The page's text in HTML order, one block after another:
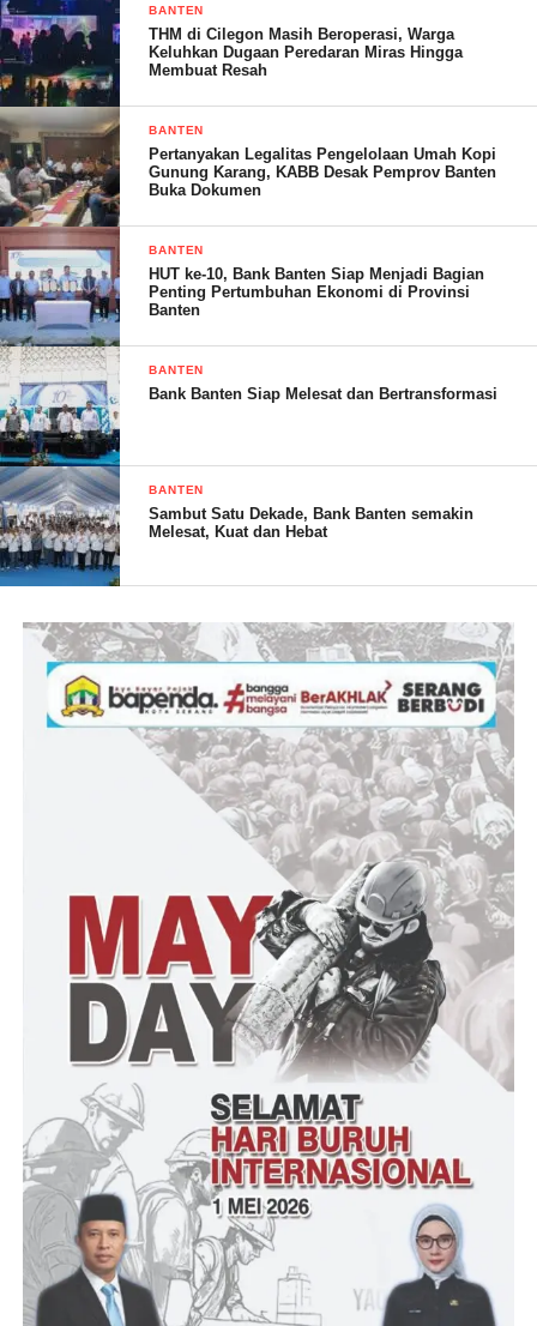
penelusuran dan menemukan bahwa cv. benq project belum
melakukan pesenan beton ke batcingplant terdekat manapun,
guna memenuhi kebutuhan beton proyek penanganan longsoran
ruas bayah – cibarenok BTS. prov. jabar dan perbaikan abutment
jembatan cimadur A. sumber anggaran APBN 2025 kementrian
PUPR.
“Kementerian Pekerjaan Umum dan Perumahan Rakyat (PUPR)
seharusnya memastikan darimana sumber beton yang akan
digunakan untuk proyek penanganan longsor ruas Bayah-
Cibarenok dan perbaikan abutment Jembatan Cimadur A
berjalan sesuai dengan ketentuan SPK dan Kontrak,” katanya.
“Kami menduga pembangunan mini plant tanpa izin lingkungan
di Kampung Pulo Manuk, Desa Darmasari, Kecamatan Bayah,
Kabupaten Lebak diketahui oleh Sunarto selaku Kepala Satuan
Kerja Pelaksanaan Jalan Nasional Wilayah II Provinsi Banten,”
tambahnya.
Menurut Tb Delly seharusnya Kasatker Sunarto, melakukan
berjalan transparan dan akuntabel. “Seharusnya tidak akan
mentolerir adanya pelanggaran terhadap ketentuan lingkungan
yang berlaku dan Kontrak,” ujarnya.
Untuk itu, kata Tb delly. Pihaknya mendesak menteri PUPR
segera melakukan investigasi kelapangan dan memeriksa
kebenaran laporan tersebut.
“Laporan yang kami sampaikan ke Polda Banten, bukan hanya
persoalan dugaan Mini Plant tidak berijin, namun kami juga
melaporkan adanya dugaan perbuatan melawan hukum dalam
pembuatan kontrak proyek penanganan longsor ruas Bayah-
Cibarenok dan perbaikan abutment Jembatan Cimadur A,”
Sebab, lanjut Delly. hasil penelusuran pihaknya telah ditemukan
terdapat tiga paket pada paket tersebut, namun dalam kontrak
HK.0102/KTR/Bb27/PJN2/PPK23/EKTI.LSR-CMR/069
hanya terdapat satu kontrak dan satu papan proyek. Jika
mengacu data Aplikasi Monitoring Evaluasi Lokal (AMEL)
LKPP, paket tersebut ada tiga kontrak diantaranya :
1. Kode Paket : BMS-P2503-11611177 Nilai Kontrak
Rp.7,352,821,700.-
BANTEN
THM di Cilegon Masih Beroperasi, Warga
Keluhkan Dugaan Peredaran Miras Hingga
Membuat Resah
BANTEN
Pertanyakan Legalitas Pengelolaan Umah Kopi
Gunung Karang, KABB Desak Pemprov Banten
Buka Dokumen
BANTEN
HUT ke-10, Bank Banten Siap Menjadi Bagian
Penting Pertumbuhan Ekonomi di Provinsi
Banten
BANTEN
Bank Banten Siap Melesat dan Bertransformasi
BANTEN
Sambut Satu Dekade, Bank Banten semakin
Melesat, Kuat dan Hebat